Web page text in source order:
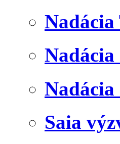
Nadácia
Saia